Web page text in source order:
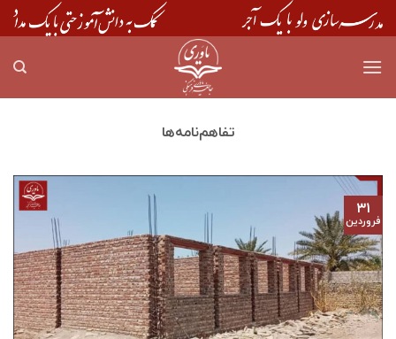
Skip
to
تفاهم‎‌نامه‌ها
۳۱
فروردین